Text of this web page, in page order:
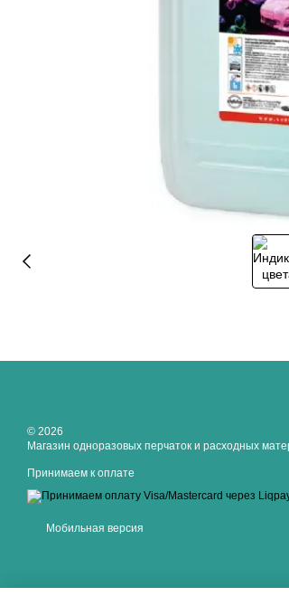
© 2026
Магазин одноразовых перчаток и расходных
Принимаем к оплате
Мобильная версия